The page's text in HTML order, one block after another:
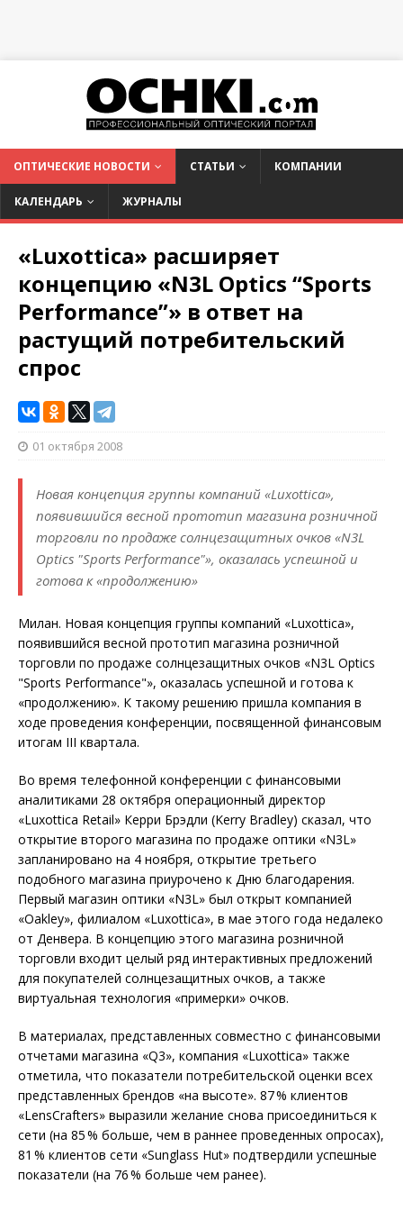
ОПТИЧЕСКИЕ НОВОСТИ СТАТЬИ КОМПАНИИ
КАЛЕНДАРЬ ЖУРНАЛЫ
«Luxottica» расширяет
концепцию «N3L Optics “Sports
Performance”» в ответ на
растущий потребительский
спрос
01 октября 2008
Новая концепция группы компаний «Luxottica»,
появившийся весной прототип магазина розничной
торговли по продаже солнцезащитных очков «N3L
Optics "Sports Performance"», оказалась успешной и
готова к «продолжению»
Милан. Новая концепция группы компаний «Luxottica»,
появившийся весной прототип магазина розничной
торговли по продаже солнцезащитных очков «N3L Optics
"Sports Performance"», оказалась успешной и готова к
«продолжению». К такому решению пришла компания в
ходе проведения конференции, посвященной финансовым
итогам III квартала.
Во время телефонной конференции с финансовыми
аналитиками 28 октября операционный директор
«Luxottica Retail» Керри Брэдли (Kerry Bradley) сказал, что
открытие второго магазина по продаже оптики «N3L»
запланировано на 4 ноября, открытие третьего
подобного магазина приурочено к Дню благодарения.
Первый магазин оптики «N3L» был открыт компанией
«Oakley», филиалом «Luxottica», в мае этого года недалеко
от Денвера. В концепцию этого магазина розничной
торговли входит целый ряд интерактивных предложений
для покупателей солнцезащитных очков, а также
виртуальная технология «примерки» очков.
В материалах, представленных совместно с финансовыми
отчетами магазина «Q3», компания «Luxottica» также
отметила, что показатели потребительской оценки всех
представленных брендов «на высоте». 87 % клиентов
«LensCrafters» выразили желание снова присоединиться к
сети (на 85 % больше, чем в раннее проведенных опросах),
81 % клиентов сети «Sunglass Hut» подтвердили успешные
показатели (на 76 % больше чем ранее).